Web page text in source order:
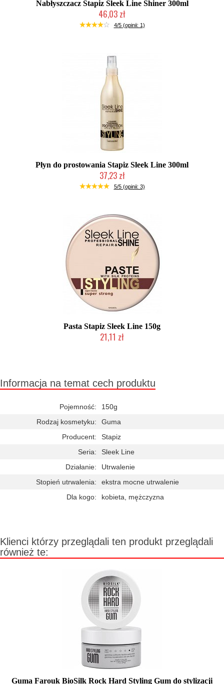
Nabłyszczacz Stapiz Sleek Line Shiner 300ml
46,03 zł
Duża ilość (wysyłka w 24h)
4/5 (opinii: 1)
Płyn do prostowania Stapiz Sleek Line 300ml
37,23 zł
Duża ilość (wysyłka w 24h)
5/5 (opinii: 3)
Pasta Stapiz Sleek Line 150g
21,11 zł
Informacja na temat cech produktu
Pojemność:
150g
Rodzaj kosmetyku:
Guma
Producent:
Stapiz
Seria:
Sleek Line
Działanie:
Utrwalenie
Stopień utrwalenia:
ekstra mocne utrwalenie
Dla kogo:
kobieta, mężczyzna
Klienci którzy przeglądali ten produkt przeglądali
również te:
Guma Farouk BioSilk Rock Hard Styling Gum do stylizacji